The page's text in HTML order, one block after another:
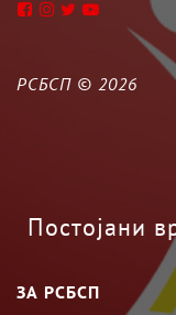
РСБСП © 2026
Постојани
ЗА РСБСП